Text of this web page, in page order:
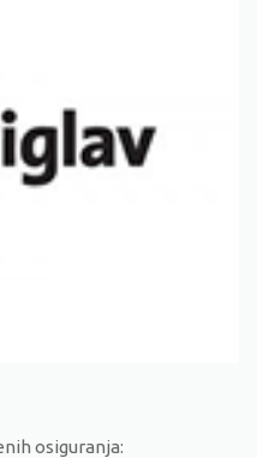
osiguranja: